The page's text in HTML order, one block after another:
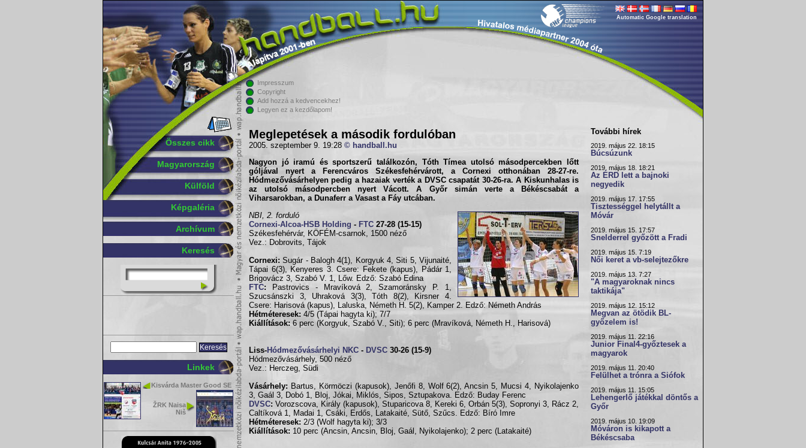
Összes cikk
Magyarország
Külföld
Képgaléria
Archívum
Keresés
Linkek
Kisvárda Master Good SE
ŽRK Naisa
Niš
Automatic Google translation
Impresszum
Copyright
Add hozzá a kedvencekhez!
Legyen ez a kezdőlapom!
Meglepetések a második fordulóban
2005. szeptember 9. 19:28 © handball.hu
Nagyon jó iramú és sportszerű találkozón, Tóth Tímea utolsó másodpercekben lőtt
góljával nyert a
Ferencváros Székesfehérvárott, a Cornexi otthonában 28-27-re.
Hódmezővásárhelyen pedig a hazaiak verték a DVSCcsapatát 30-26-ra. A Kiskunhalasis
az utolsó másodpercben nyertVácott. A Győrsimán verte a Békéscsabáta
Viharsarokban, a Dunaferr a Vasast a Fáy utcában.
NBI, 2. forduló
Cornexi-Alcoa-HSB Holding - FTC 27-28 (15-15)
Székesfehérvár, KÖFÉM-csarnok, 1500 néző
Vez.: Dobrovits, Tájok
Cornexi: Sugár - Balogh 4(1), Korgyuk 4, Siti 5, Vijunaité,
Tápai 6(3), Kenyeres 3. Csere: Fekete (kapus), Pádár 1,
Brigovácz 3, Szabó V. 1, Lőw. Edző: Szabó Edina
FTC: Pastrovics - Mravíková 2, Szamoránsky P. 1,
Szucsánszki 3, Uhraková 3(3), Tóth 8(2), Kirsner 4.
Csere: Harisová (kapus), Laluska, Németh H. 5(2), Kamper 2. Edző: Németh András
Hétméteresek: 4/5 (Tápai hagyta ki); 7/7
Kiállítások: 6 perc (Korgyuk, Szabó V., Siti); 6 perc (Mravíková, Németh H., Harisová)
Liss-Hódmezővásárhelyi NKC - DVSC 30-26 (15-9)
Hódmezővásárhely, 500 néző
Vez.: Herczeg, Südi
Vásárhely: Bartus, Körmöczi (kapusok), Jenőfi 8, Wolf 6(2), Ancsin 5, Mucsi 4, Nyikolajenko
3, Gaál 3, Dobó 1, Bloj, Jókai, Miklós, Sipos, Sztupakova. Edző: Buday Ferenc
DVSC: Vorozscova, Király (kapusok), Stuparicova 8, Kereki 6, Orbán 5(3), Sopronyi 3, Rácz 2,
Caltíková 1, Madai 1, Csáki, Erdős, Latakaité, Sütő, Szűcs. Edző: Bíró Imre
Hétméteresek: 2/3 (Wolf hagyta ki); 3/3
Kiállítások: 10 perc (Ancsin, Ancsin, Bloj, Gaál, Nyikolajenko); 2 perc (Latakaité)
További hírek
2019. május 22. 18:15
Búcsúzunk
2019. május 18. 18:21
Az ÉRD lett a bajnoki
negyedik
2019. május 17. 17:55
Tisztességgel helytállt a
Móvár
2019. május 15. 17:57
Snelderrel győzött a Fradi
2019. május 15. 7:19
Női keret a vb-selejtezőkre
2019. május 13. 7:27
"A magyaroknak nincs
taktikája"
2019. május 12. 15:12
Megvan az ötödik BL-
győzelem is!
2019. május 11. 22:16
Junior Final4-győztesek a
magyarok
2019. május 11. 20:40
Felülhet a trónra a Siófok
2019. május 11. 15:05
Lehengerlő játékkal döntős a
Győr
2019. május 10. 19:09
Móváron is kikapott a
Békéscsaba